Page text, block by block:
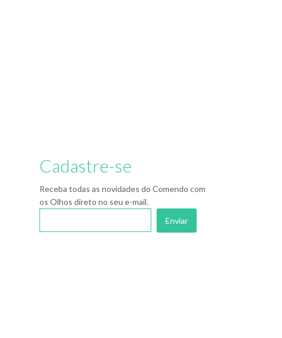
Cadastre-se
Receba todas as novidades do Comendo com
os Olhos direto no seu e-mail.